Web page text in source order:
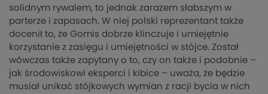
solidnym rywalem, to jednak zarazem słabszym w
parterze i zapasach. W niej polski reprezentant także
docenił to, że Gomis dobrze klinczuje i umiejętnie
korzystanie z zasięgu i umiejętności w stójce. Został
wówczas także zapytany o to, czy on także i podobnie –
jak środowiskowi eksperci i kibice – uważa, że będzie
musiał unikać stójkowych wymian z racji bycia w nich